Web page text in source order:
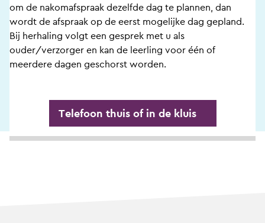
om de nakomafspraak dezelfde dag te plannen, dan
wordt de afspraak op de eerst mogelijke dag gepland.
Bij herhaling volgt een gesprek met u als
ouder/verzorger en kan de leerling voor één of
meerdere dagen geschorst worden.
Telefoon thuis of in de kluis